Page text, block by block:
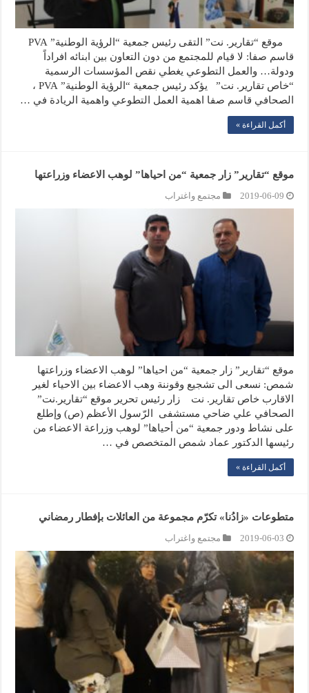
موقع “تقارير. نت” التقى رئيس جمعية “الرؤية الوطنية” PVA
قاسم صفا: لا قيام للمجتمع من دون التعاون بين ابنائه افراداً
ودولة… والعمل التطوعي يغطي نقص المؤسسات الرسمية
“خاص تقارير. نت” يؤكد رئيس جمعية “الرؤية الوطنية” PVA ،
الصحافي قاسم صفا اهمية العمل التطوعي واهمية الريادة في …
أكمل القراءة »
موقع “تقارير” زار جمعية “من احياها” لوهب الاعضاء وزراعتها
2019-06-09 مجتمع واغتراب
موقع “تقارير” زار جمعية “من احياها” لوهب الاعضاء وزراعتها
شمص: نسعى الى تشجيع وقوننة وهب الاعضاء بين الاحياء لغير
الاقارب خاص تقارير. نت زار رئيس تحرير موقع “تقارير.نت”
الصحافي علي ضاحي مستشفى الرّسول الأعظم (ص) وإطلع
على نشاط ودور جمعية “من أحياها” لوهب وزراعة الاعضاء من
رئيسها الدكتور عماد شمص المتخصص في …
أكمل القراءة »
متطوعات «زادُنا» تكرّم مجموعة من العائلات بإفطار رمضاني
2019-06-03 مجتمع واغتراب